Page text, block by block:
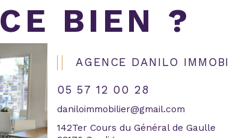
CE BIEN ?
AGENCE DANILO
05 57 12 00 28
daniloimmobilier@gmail.com
142Ter Cours du Général de Gaulle